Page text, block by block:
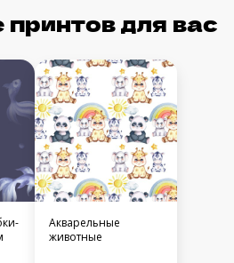
для вас
Акварельные
животные